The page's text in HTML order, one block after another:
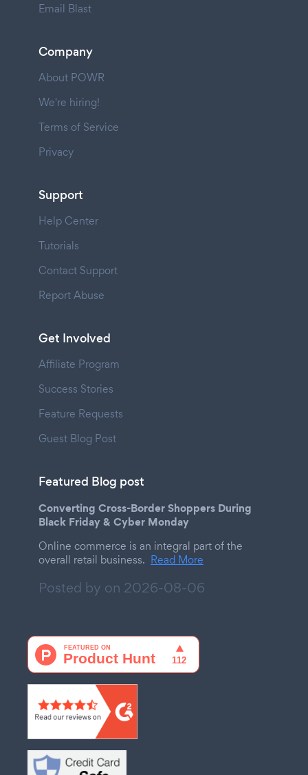
Email Blast
Company
About POWR
We're hiring!
Terms of Service
Privacy
Support
Help Center
Tutorials
Contact Support
Report Abuse
Get Involved
Affiliate Program
Success Stories
Feature Requests
Guest Blog Post
Featured Blog post
Converting Cross-Border Shoppers During
Black Friday & Cyber Monday
Online commerce is an integral part of the
overall retail business. Read More
Posted by on 2026-08-06